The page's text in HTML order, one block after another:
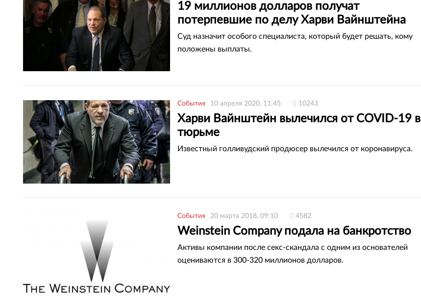
19 миллионов долларов получат
потерпевшие по делу Харви Вайнштейна
Суд назначит особого специалиста, который будет решать, кому
положены выплаты.
События 10 апреля 2020, 11:45 10243
Харви Вайнштейн вылечился от COVID-19 в
тюрьме
Известный голливудский продюсер вылечился от коронавируса.
События 20 марта 2018, 09:10 4582
Weinstein Company подала на банкротство
Активы компании после секс-скандала с одним из основателей
оцениваются в 300-320 миллионов долларов.